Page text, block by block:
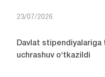
23/07/2026
Davlat
uchrashuv o‘tkazildi